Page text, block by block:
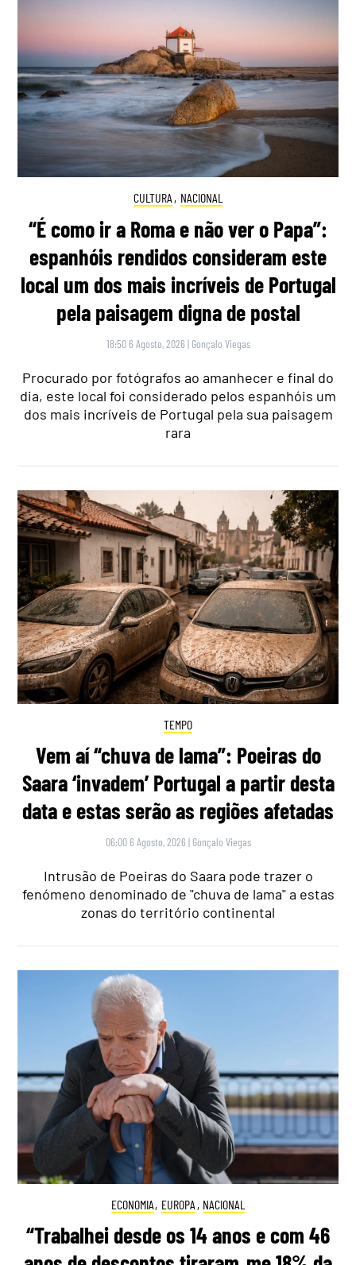
CULTURA , NACIONAL
“É como ir a Roma e não ver o Papa”:
espanhóis rendidos consideram este
local um dos mais incríveis de Portugal
pela paisagem digna de postal
18:50 6 Agosto, 2026 | Gonçalo Viegas
Procurado por fotógrafos ao amanhecer e final do
dia, este local foi considerado pelos espanhóis um
dos mais incríveis de Portugal pela sua paisagem
rara
TEMPO
Vem aí “chuva de lama”: Poeiras do
Saara ‘invadem’ Portugal a partir desta
data e estas serão as regiões afetadas
06:00 6 Agosto, 2026 | Gonçalo Viegas
Intrusão de Poeiras do Saara pode trazer o
fenómeno denominado de "chuva de lama" a estas
zonas do território continental
ECONOMIA, EUROPA , NACIONAL
“Trabalhei desde os 14 anos e com 46